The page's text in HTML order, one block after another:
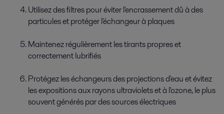
Utilisez des filtres pour éviter l'encrassement dû à des
particules et protéger l'échangeur à plaques
Maintenez régulièrement les tirants propres et
correctement lubrifiés
Protégez les échangeurs des projections d'eau et évitez
les expositions aux rayons ultraviolets et à l'ozone, le plus
souvent générés par des sources électriques